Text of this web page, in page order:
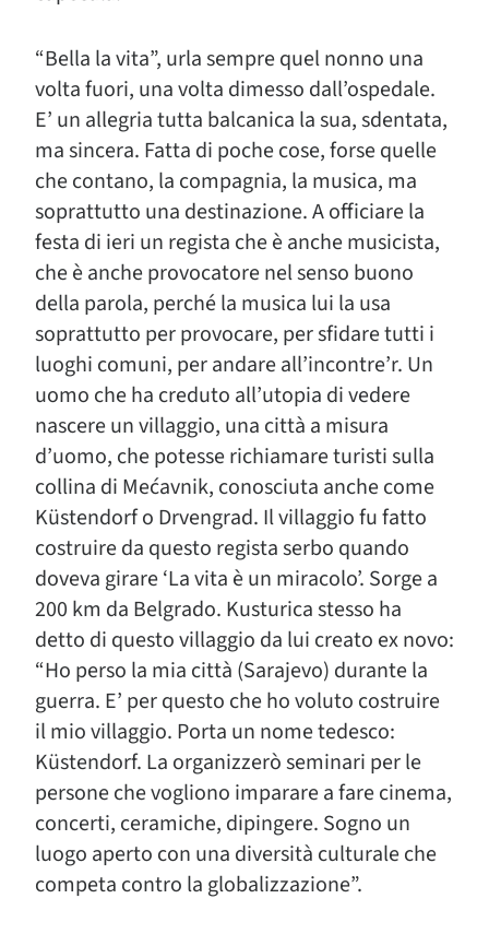
“Bella la vita”, urla sempre quel nonno una
volta fuori, una volta dimesso dall’ospedale.
E’ un allegria tutta balcanica la sua, sdentata,
ma sincera. Fatta di poche cose, forse quelle
che contano, la compagnia, la musica, ma
soprattutto una destinazione. A officiare la
festa di ieri un regista che è anche musicista,
che è anche provocatore nel senso buono
della parola, perché la musica lui la usa
soprattutto per provocare, per sfidare tutti i
luoghi comuni, per andare all’incontre’r. Un
uomo che ha creduto all’utopia di vedere
nascere un villaggio, una città a misura
d’uomo, che potesse richiamare turisti sulla
collina di Mećavnik, conosciuta anche come
Küstendorf o Drvengrad. Il villaggio fu fatto
costruire da questo regista serbo quando
doveva girare ‘La vita è un miracolo’. Sorge a
200 km da Belgrado. Kusturica stesso ha
detto di questo villaggio da lui creato ex novo:
“Ho perso la mia città (Sarajevo) durante la
guerra. E’ per questo che ho voluto costruire
il mio villaggio. Porta un nome tedesco:
Küstendorf. La organizzerò seminari per le
persone che vogliono imparare a fare cinema,
concerti, ceramiche, dipingere. Sogno un
luogo aperto con una diversità culturale che
competa contro la globalizzazione”.